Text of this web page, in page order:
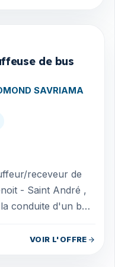
de bus
SAVRIAMA
receveur de
- Saint André ,
conduite d'un bus
VOIR L'OFFRE